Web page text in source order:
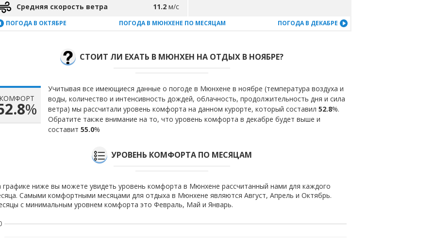
Средняя скорость ветра 11.2 м/с
ПОГОДА В ОКТЯБРЕ ПОГОДА В МЮНХЕНЕ ПО МЕСЯЦАМ ПОГОДА В ДЕКАБРЕ
СТОИТ ЛИ ЕХАТЬ В МЮНХЕН НА ОТДЫХ В НОЯБРЕ?
КОМФОРТ
%
Учитывая все имеющиеся данные о погоде в Мюнхене в ноябре (температура воздуха и
воды, количество и интенсивность дождей, облачность, продолжительность дня и сила
ветра) мы рассчитали уровень комфорта на данном курорте, который составил 52.8%.
Обратите также внимание на то, что уровень комфорта в декабре будет выше и
составит 55.0%
УРОВЕНЬ КОМФОРТА ПО МЕСЯЦАМ
графике ниже вы можете увидеть уровень комфорта в Мюнхене рассчитанный нами для каждого
Самыми комфортными месяцами для отдыха в Мюнхене являются Август, Апрель и Октябрь.
с минимальным уровнем комфорта это Февраль, Май и Январь.